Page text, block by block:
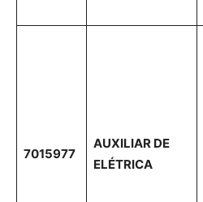
7015977
AUXILIAR DE
ELÉTRICA